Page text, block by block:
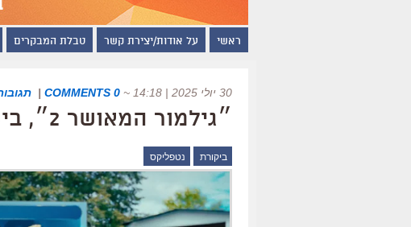
ראשי על אודות/יצירת קשר טבלת המבקרים
30 יולי 2025 | 14:18 ~
0 COMMENTS
|
״גילמור המאושר 2״, ביקורת
ביקורת נטפליקס